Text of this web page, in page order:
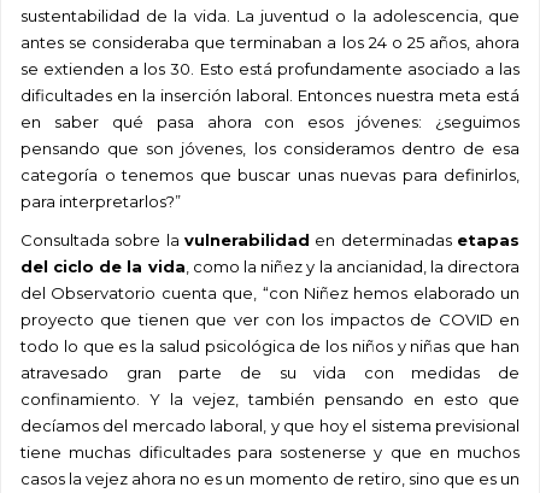
sustentabilidad de la vida. La juventud o la adolescencia, que
antes se consideraba que terminaban a los 24 o 25 años, ahora
se extienden a los 30. Esto está profundamente asociado a las
dificultades en la inserción laboral. Entonces nuestra meta está
en saber qué pasa ahora con esos jóvenes: ¿seguimos
pensando que son jóvenes, los consideramos dentro de esa
categoría o tenemos que buscar unas nuevas para definirlos,
para interpretarlos?”
Consultada sobre la vulnerabilidad en determinadas etapas
del ciclo de la vida , como la niñez y la ancianidad, la directora
del Observatorio cuenta que, “con Niñez hemos elaborado un
proyecto que tienen que ver con los impactos de COVID en
todo lo que es la salud psicológica de los niños y niñas que han
atravesado gran parte de su vida con medidas de
confinamiento. Y la vejez, también pensando en esto que
decíamos del mercado laboral, y que hoy el sistema previsional
tiene muchas dificultades para sostenerse y que en muchos
casos la vejez ahora no es un momento de retiro, sino que es un